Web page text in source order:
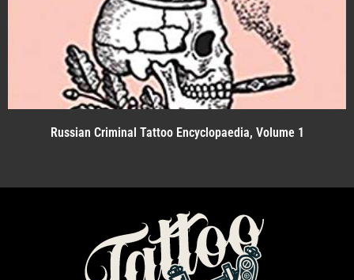
Russian Criminal Tattoo Encyclopaedia, Volume 1